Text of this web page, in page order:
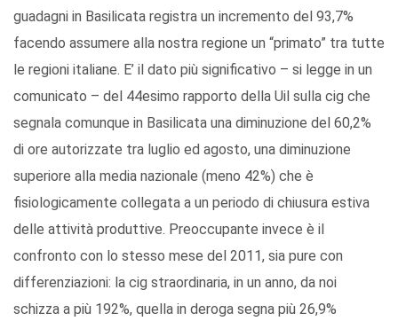
guadagni in Basilicata registra un incremento del 93,7%
facendo assumere alla nostra regione un “primato” tra tutte
le regioni italiane. E’ il dato più significativo – si legge in un
comunicato – del 44esimo rapporto della Uil sulla cig che
segnala comunque in Basilicata una diminuzione del 60,2%
di ore autorizzate tra luglio ed agosto, una diminuzione
superiore alla media nazionale (meno 42%) che è
fisiologicamente collegata a un periodo di chiusura estiva
delle attività produttive. Preoccupante invece è il
confronto con lo stesso mese del 2011, sia pure con
differenziazioni: la cig straordinaria, in un anno, da noi
schizza a più 192%, quella in deroga segna più 26,9%